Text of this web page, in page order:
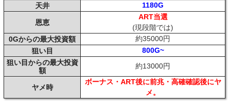
天井
1180G
恩恵
ART当選
(現段階では)
0Gからの最大投資額
約35000円
狙い目
800G~
狙い目からの最大投資
額
約13000円
ヤメ時
ボーナス・ART後に前兆・高確確認後にヤ
メ。